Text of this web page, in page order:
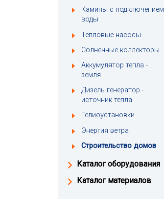
Камины с подключением
воды
Тепловые насосы
Солнечные коллекторы
Аккумулятор тепла -
земля
Дизель генератор -
источник тепла
Гелиоустановки
Энергия ветра
Строительство домов
Каталог оборудования
Каталог материалов